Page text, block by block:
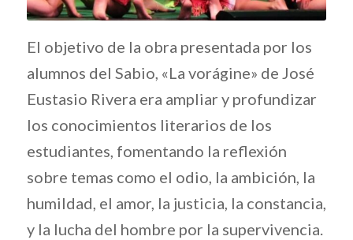
El objetivo de la obra presentada por los
alumnos del Sabio, «La vorágine» de José
Eustasio Rivera era ampliar y profundizar
los conocimientos literarios de los
estudiantes, fomentando la reflexión
sobre temas como el odio, la ambición, la
humildad, el amor, la justicia, la constancia,
y la lucha del hombre por la supervivencia.